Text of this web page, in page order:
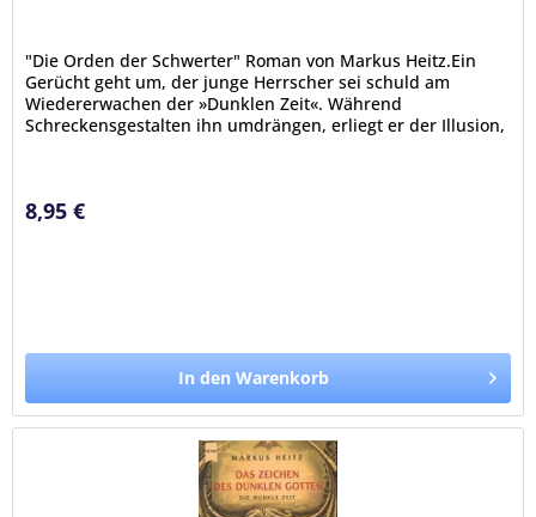
"Die Orden der Schwerter" Roman von Markus Heitz.Ein
Gerücht geht um, der junge Herrscher sei schuld am
Wiedererwachen der »Dunklen Zeit«. Während
Schreckensgestalten ihn umdrängen, erliegt er der Illusion,
8,95 €
In den Warenkorb